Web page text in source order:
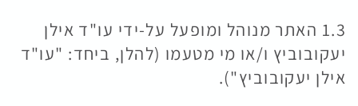
1.3 האתר מנוהל ומופעל על-ידי עו"ד אילן
יעקובוביץ ו/או מי מטעמו (להלן, ביחד: "עו"ד
אילן יעקובוביץ").